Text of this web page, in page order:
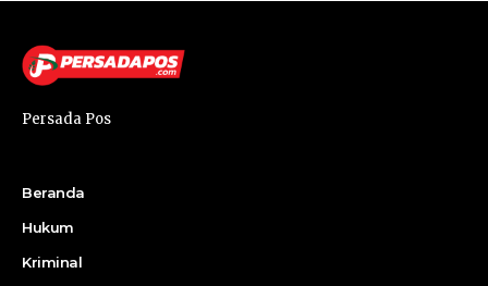
Persada Pos
Beranda
Hukum
Kriminal